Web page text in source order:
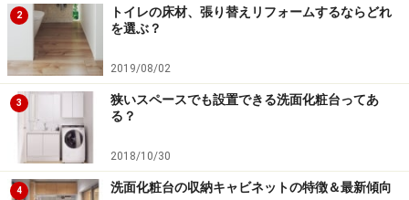
【匿名で優良会社にリフォーム相談！】
ホームプロでリフォーム会社を探す
2
トイレの床材、張り替えリフォームするならどれ
を選ぶ？
2019/08/02
3
狭いスペースでも設置できる洗面化粧台ってあ
る？
2018/10/30
4 洗面化粧台の収納キャビネットの特徴＆最新傾向